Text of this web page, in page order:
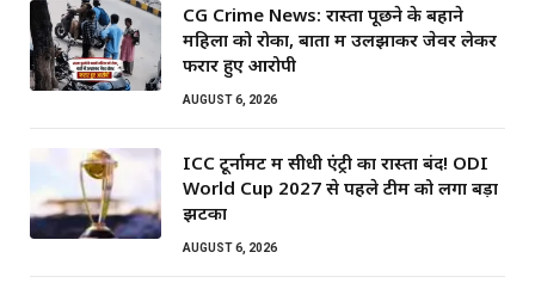
CG Crime News: रास्ता पूछने के बहाने
महिला को रोका, बातों में उलझाकर जेवर लेकर
फरार हुए आरोपी
AUGUST 6, 2026
ICC टूर्नामेंट में सीधी एंट्री का रास्ता बंद! ODI
World Cup 2027 से पहले टीम को लगा बड़ा
झटका
AUGUST 6, 2026